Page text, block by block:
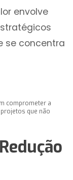
envolve
se concentra
comprometer a
que não